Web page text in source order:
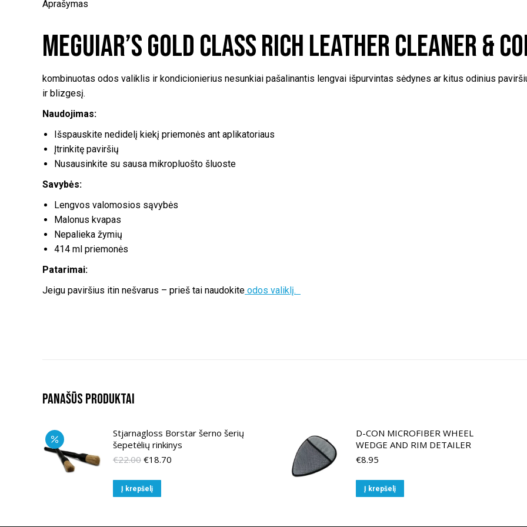
Aprašymas
Meguiar’s Gold Class Rich Leather Cleaner &
kombinuotas odos valiklis ir kondicionierius nesunkiai pašalinantis lengvai išpurvintas sėdynes ar kitus odinius
ir blizgesį.
Naudojimas:
Išspauskite nedidelį kiekį priemonės ant aplikatoriaus
Įtrinkitę paviršių
Nusausinkite su sausa mikropluošto šluoste
Savybės:
Lengvos valomosios sąvybės
Malonus kvapas
Nepalieka žymių
414 ml priemonės
Patarimai:
Jeigu paviršius itin nešvarus – prieš tai naudokite odos valiklį.
Panašūs produktai
Stjarnagloss Borstar šerno šerių
šepetėlių rinkinys
€22.00 Original
was:
€22.00.
€18.70
Į krepšelį
D-CON MICROFIBER WHEEL
WEDGE AND RIM DETAILER
€8.95
Į krepšelį